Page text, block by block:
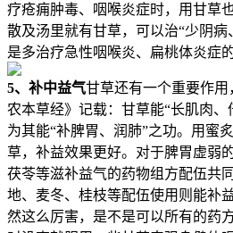
疗疮痈肿毒、咽喉炎症时，用甘草
散及汤里就有甘草，可以治“少阴
是多治疗急性咽喉炎、扁桃体炎症的
5、补中益气甘草还有一个重要作
农本草经》记载：甘草能“长肌肉、
为其能“补脾胃、润肺”之功。用蜜
草，补益效果更好。对于脾胃虚弱
茯苓等滋补益气的药物组方配伍共
地、麦冬、桂枝等配伍使用则能补
然这么厉害，是不是可以所有的药